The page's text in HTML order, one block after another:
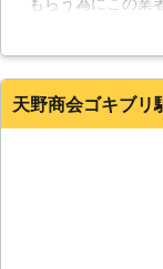
駆除してもらえ
でこの業者を選択
福岡県 福岡市東区
天野商会ゴキブリ